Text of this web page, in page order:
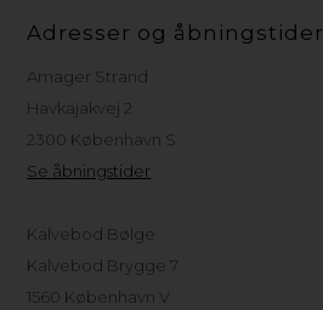
Adresser og åbningstider
Amager Strand
Havkajakvej 2
2300 København S
Se åbningstider
Kalvebod Bølge
Kalvebod Brygge 7
1560 København V